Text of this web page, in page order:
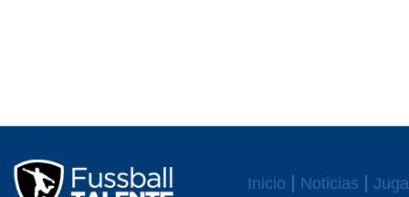
Inicio Noticias